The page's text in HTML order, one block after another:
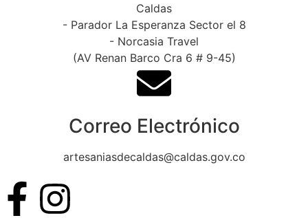
Caldas
- Parador La Esperanza Sector el 8
- Norcasia Travel
(AV Renan Barco Cra 6 # 9-45)
Correo Electrónico
artesaniasdecaldas@caldas.gov.co